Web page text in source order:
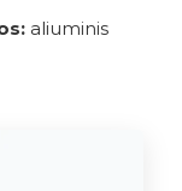
aliuminis